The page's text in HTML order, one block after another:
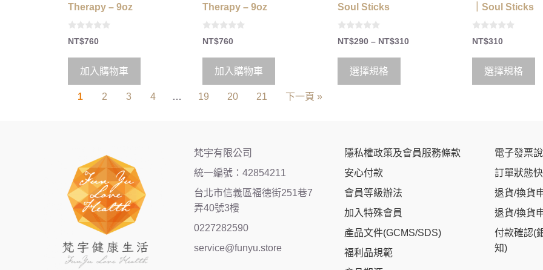
Therapy – 9oz
0
o
t
5
NT$760
加入購物車
Therapy – 9oz
0
o
t
5
NT$760
加入購物車
Soul Sticks
0
o
t
5
NT$290 – NT$310
選擇規格
｜Soul Sticks
0
o
t
5
NT$310
選擇規格
1 2 3 4 … 19 20 21 下一頁 »
梵宇有限公司
統一編號：42854211
台北市信義區福德街251巷7
弄40號3樓
0227282590
service@funyu.store
隱私權政策及會員服務條款
安心付款
會員等級辦法
加入特殊會員
產品文件(GCMS/SDS)
福利品規範
電子發票
訂單狀態
退貨/換貨
退貨/換貨
付款確認(
知)